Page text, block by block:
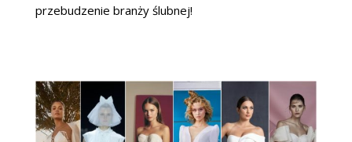
przebudzenie branży ślubnej!